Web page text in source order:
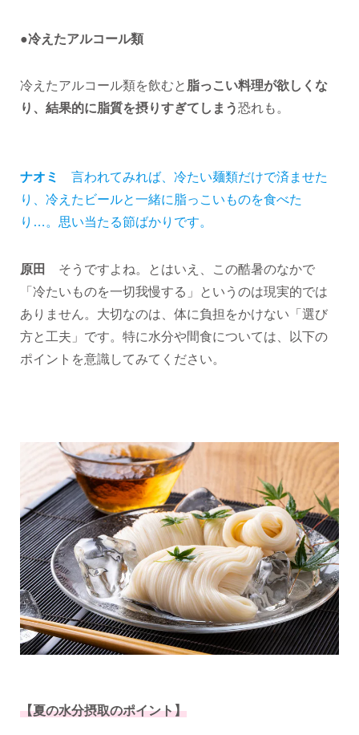
●冷えたアルコール類
冷えたアルコール類を飲むと 脂っこい料理が欲しくな
り、結果的に脂質を摂りすぎてしまう恐れも。
ナオミ
言われてみれば、冷たい麺類だけで済ませた
り、冷えたビールと一緒に脂っこいものを食べた
り…。思い当たる節ばかりです。
原田
そうですよね。とはいえ、この酷暑のなかで
「冷たいものを一切我慢する」というのは現実的では
ありません。大切なのは、体に負担をかけない「選び
方と工夫」です。特に水分や間食については、以下の
ポイントを意識してみてください。
【夏の水分摂取のポイント】